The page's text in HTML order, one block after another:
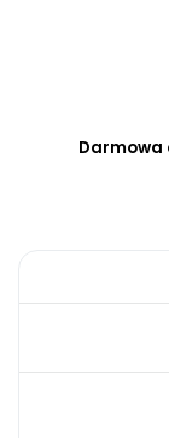
Darmowa